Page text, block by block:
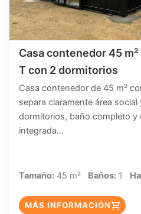
Casa contenedor 45
T con 2 dormitorios
Casa contenedor de 45 m²
separa claramente área
dormitorios, baño completo y
integrada…
Tamaño: 45 m² Baños: 1
MÁS INFORMACIÓN